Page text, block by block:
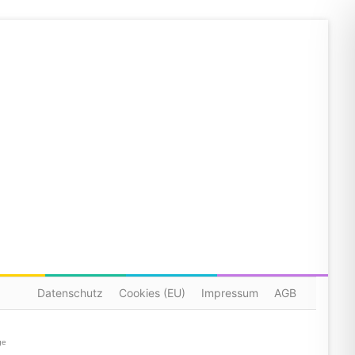
Datenschutz Cookies (EU) Impressum AGB